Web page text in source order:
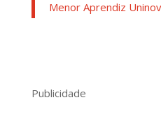
Menor Aprendiz
Publicidade